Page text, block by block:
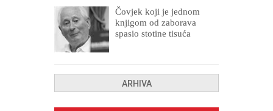
Čovjek koji je jednom
knjigom od zaborava
spasio stotine tisuća
ARHIVA